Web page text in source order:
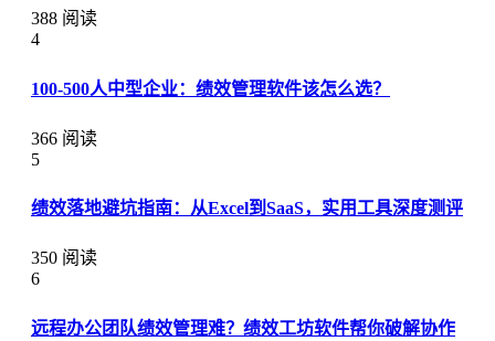
388 阅读
4
100-500人中型企业：绩效管理软件该怎么选？
366 阅读
5
绩效落地避坑指南：从Excel到SaaS，实用工具深度测评
350 阅读
6
远程办公团队绩效管理难？绩效工坊软件帮你破解协作